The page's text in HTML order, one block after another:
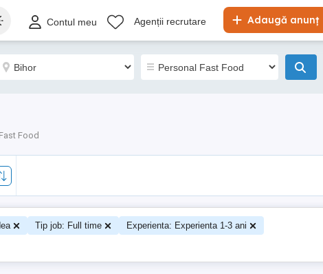
Adaugă anunț
Contul meu Agenții recrutare
Food
Tip job: Full time
Experienta: Experienta 1-3 ani